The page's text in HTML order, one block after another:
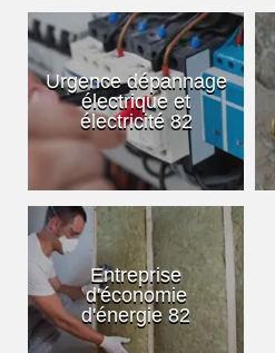
Urgence dépannage
électrique et
électricité 82
Entreprise
d'économie
d'énergie 82